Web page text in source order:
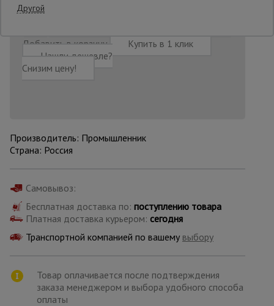
Оборудование
Оборудование
для бетонных
работ
для
склада
Добавить в корзину
Купить в 1 клик
Нашли дешевле?
Снизим цену!
Производитель: Промышленник
Страна: Россия
Самовывоз:
Бесплатная доставка по: поступлению товара
Платная доставка курьером: сегодня
Транспортной компанией по вашему выбору
Товар оплачивается после подтверждения
заказа менеджером и выбора удобного способа
оплаты
Другой